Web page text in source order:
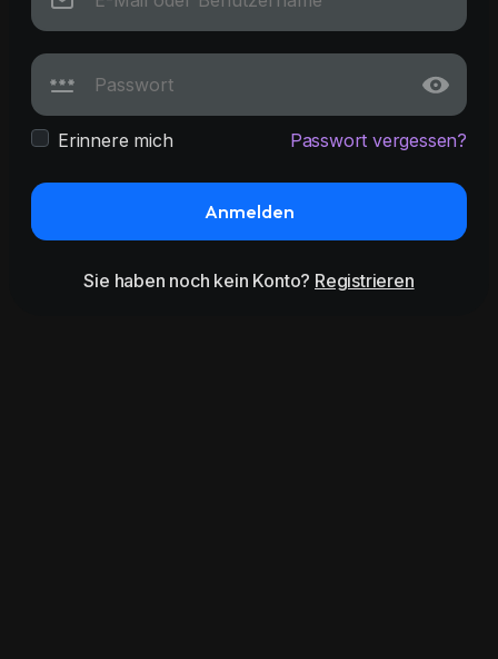
Erinnere mich Passwort vergessen?
Anmelden
Sie haben noch kein Konto? Registrieren